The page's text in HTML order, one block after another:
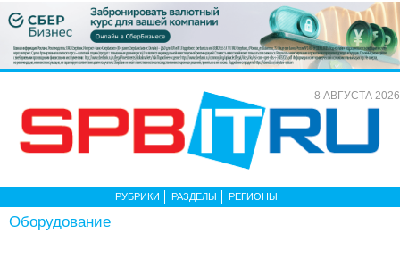
8 АВГУСТА 2026
РУБРИКИ РАЗДЕЛЫ РЕГИОНЫ
Оборудование